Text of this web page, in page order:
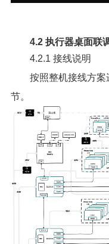
4.2 执行器桌面联
4.2.1 接线说明
按照整机接线方
节。